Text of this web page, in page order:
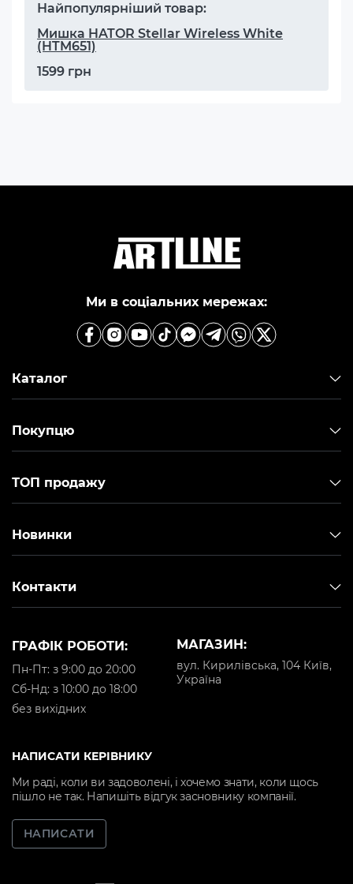
Найпопулярніший товар:
Мишка HATOR Stellar Wireless White
(HTM651)
1599 грн
Ми в соціальних мережах:
Каталог
Покупцю
ТОП продажу
Новинки
Контакти
МАГАЗИН:
вул. Кирилівська, 104 Київ,
Україна
ГРАФІК РОБОТИ:
Пн-Пт: з 9:00 до 20:00
Cб-Нд: з 10:00 до 18:00
без вихідних
НАПИСАТИ КЕРІВНИКУ
Ми раді, коли ви задоволені, і хочемо знати, коли щось
пішло не так. Напишіть відгук засновнику компанії.
НАПИСАТИ